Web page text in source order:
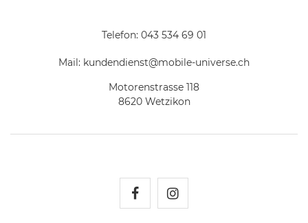
Telefon: 043 534 69 01
Mail: kundendienst@mobile-universe.ch
Motorenstrasse 118
8620 Wetzikon